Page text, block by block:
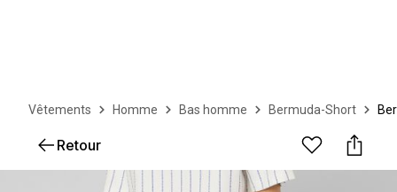
Vêtements Homme Bas homme Bermuda-Short
Retour